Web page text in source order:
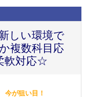
しい環境で
複数科目応
軟対応☆
今が狙い目！